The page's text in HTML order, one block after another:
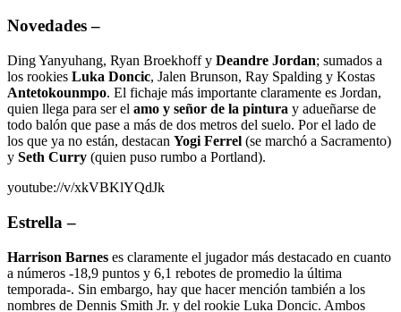
Novedades –
Ding Yanyuhang, Ryan Broekhoff y Deandre Jordan; sumados a
los rookies Luka Doncic, Jalen Brunson, Ray Spalding y Kostas
Antetokounmpo. El fichaje más importante claramente es Jordan,
quien llega para ser el amo y señor de la pintura y adueñarse de
todo balón que pase a más de dos metros del suelo. Por el lado de
los que ya no están, destacan Yogi Ferrel (se marchó a Sacramento)
y Seth Curry (quien puso rumbo a Portland).
youtube://v/xkVBKlYQdJk
Estrella –
Harrison Barnes es claramente el jugador más destacado en cuanto
a números -18,9 puntos y 6,1 rebotes de promedio la última
temporada-. Sin embargo, hay que hacer mención también a los
nombres de Dennis Smith Jr. y del rookie Luka Doncic. Ambos